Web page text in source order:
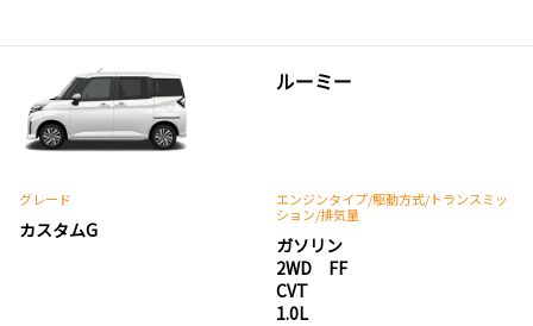
ルーミー
グレード
カスタムG
エンジンタイプ/駆動方式/トランスミッ
ション/排気量
ガソリン
2WD FF
CVT
1.0L